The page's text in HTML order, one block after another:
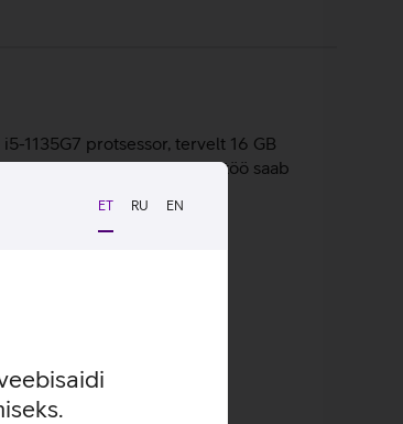
ET RU EN
1135G7 protsessor, tervelt 16 GB
kaasas kanda ja vajaliku töö saab